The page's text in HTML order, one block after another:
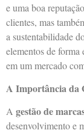
e uma boa
clientes, mas
a sustentabilidade
elementos de forma
em um mercado
A Importância da
A gestão de
desenvolvimento e